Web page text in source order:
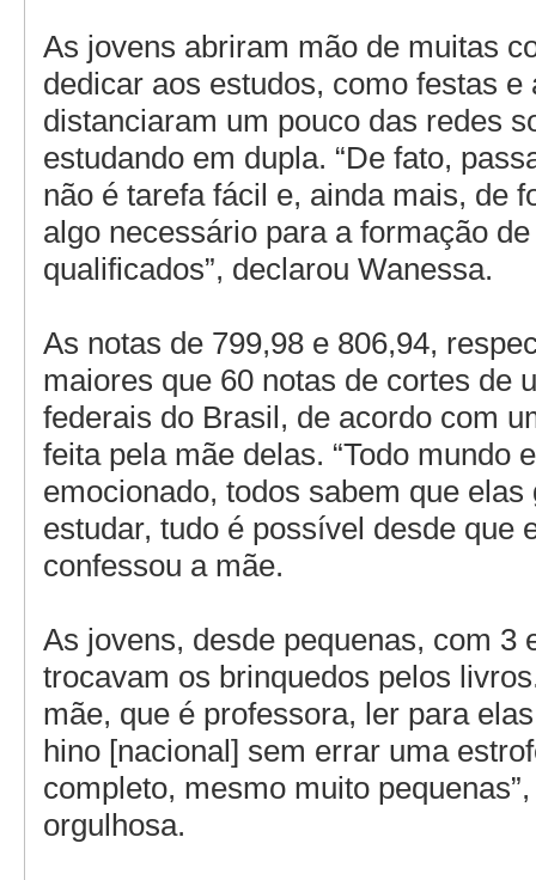
As jovens abriram mão de muitas
dedicar aos estudos, como festas e
distanciaram um pouco das redes
estudando em dupla. “De fato,
não é tarefa fácil e, ainda mais, de
algo necessário para a formação
qualificados”, declarou Wanessa.
As notas de 799,98 e 806,94,
maiores que 60 notas de cortes de
federais do Brasil, de acordo com
feita pela mãe delas. “Todo mundo
emocionado, todos sabem que elas
estudar, tudo é possível desde que
confessou a mãe.
As jovens, desde pequenas, com 3
trocavam os brinquedos pelos
mãe, que é professora, ler para
hino [nacional] sem errar uma
completo, mesmo muito
orgulhosa.